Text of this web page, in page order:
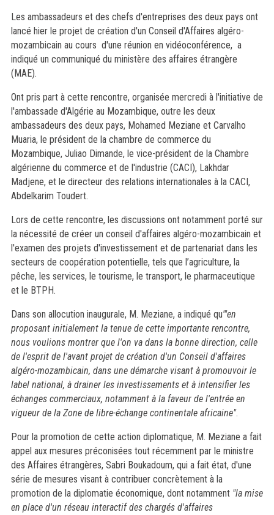
Les ambassadeurs et des chefs d'entreprises des deux pays ont
lancé hier le projet de création d'un Conseil d'Affaires algéro-
mozambicain au cours d'une réunion en vidéoconférence, a
indiqué un communiqué du ministère des affaires étrangère
(MAE).
Ont pris part à cette rencontre, organisée mercredi à l'initiative de
l'ambassade d'Algérie au Mozambique, outre les deux
ambassadeurs des deux pays, Mohamed Meziane et Carvalho
Muaria, le président de la chambre de commerce du
Mozambique, Juliao Dimande, le vice-président de la Chambre
algérienne du commerce et de l'industrie (CACI), Lakhdar
Madjene, et le directeur des relations internationales à la CACI,
Abdelkarim Toudert.
Lors de cette rencontre, les discussions ont notamment porté sur
la nécessité de créer un conseil d'affaires algéro-mozambicain et
l'examen des projets d'investissement et de partenariat dans les
secteurs de coopération potentielle, tels que l’agriculture, la
pêche, les services, le tourisme, le transport, le pharmaceutique
et le BTPH.
Dans son allocution inaugurale, M. Meziane, a indiqué qu'"en
proposant initialement la tenue de cette importante rencontre,
nous voulions montrer que l'on va dans la bonne direction, celle
de l'esprit de l'avant projet de création d'un Conseil d'affaires
algéro-mozambicain, dans une démarche visant à promouvoir le
label national, à drainer les investissements et à intensifier les
échanges commerciaux, notamment à la faveur de l'entrée en
vigueur de la Zone de libre-échange continentale africaine".
Pour la promotion de cette action diplomatique, M. Meziane a fait
appel aux mesures préconisées tout récemment par le ministre
des Affaires étrangères, Sabri Boukadoum, qui a fait état, d'une
série de mesures visant à contribuer concrètement à la
promotion de la diplomatie économique, dont notamment"la mise
en place d'un réseau interactif des chargés d'affaires